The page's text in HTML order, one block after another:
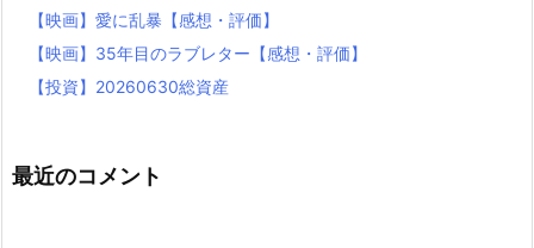
【映画】愛に乱暴【感想・評価】
【映画】35年目のラブレター【感想・評価】
【投資】20260630総資産
最近のコメント